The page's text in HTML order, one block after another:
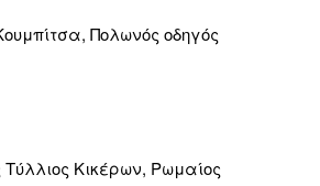
Πολωνός οδηγός
Κικέρων, Ρωμαίος